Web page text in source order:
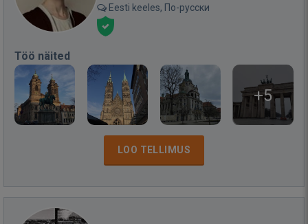
Eesti keeles, По-русски
Töö näited
+5
LOO TELLIMUS